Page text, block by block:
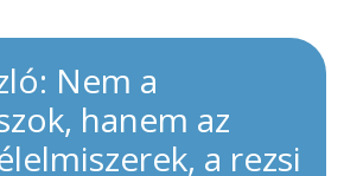
Nem a
hanem az
a rezsi